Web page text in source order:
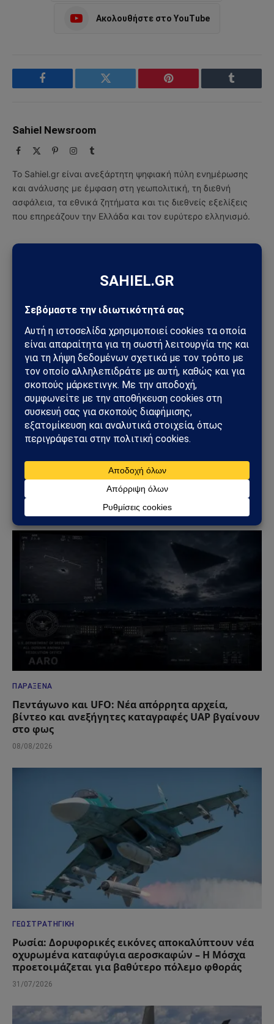
Ακολουθήστε στο YouTube
Facebook Twitter Pinterest Tumblr
Sahiel Newsroom
Facebook PinterestInstagram
Tumblr
Το Sahiel.gr είναι ανεξάρτητη ψηφιακή πύλη ενημέρωσης
και ανάλυσης με έμφαση στη γεωπολιτική, τη διεθνή
ασφάλεια, τα εθνικά ζητήματα και τις διεθνείς εξελίξεις
που επηρεάζουν την Ελλάδα και τον ευρύτερο ελληνισμό.
Χούθι χτύπησαν την ενεργειακή καρδιά της
Σαουδικής Αραβίας – Επίθεση με drone στο
διυλιστήριο της Aramco στην Τζαζάν
ΠΑΡΆΞΕΝΑ
Πεντάγωνο και UFO: Νέα απόρρητα αρχεία,
βίντεο και ανεξήγητες καταγραφές UAP βγαίνουν
στο φως
08/08/2026
ΓΕΩΣΤΡΑΤΗΓΙΚΉ
Ρωσία: Δορυφορικές εικόνες αποκαλύπτουν νέα
οχυρωμένα καταφύγια αεροσκαφών – Η Μόσχα
προετοιμάζεται για βαθύτερο πόλεμο φθοράς
31/07/2026